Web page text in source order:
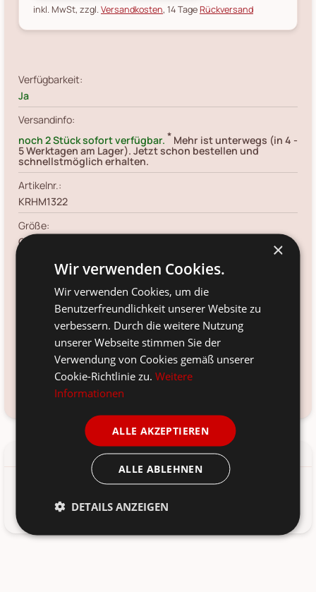
inkl. MwSt, zzgl.Versandkosten, 14 TageRückversand
Verfügbarkeit:
Ja
Versandinfo:
noch 2 Stück sofort verfügbar. * Mehr ist unterwegs (in 4 -
5 Werktagen am Lager). Jetzt schon bestellen und
schnellstmöglich erhalten.
Artikelnr.:
KRHM1322
Größe:
Ø 8.8, Höhe 10 cm
Material:
Porzellan
Voraussichtliche Lieferung:
- 14. Aug 2026*
Frage zum Produkt?Kundenservice kontaktieren
Produkt-/Sicherheitshinweise
Krasilnikoff aus Dänemark. Porcelain
×
Wir verwenden Cookies.
Wir verwenden Cookies, um die
Benutzerfreundlichkeit unserer Website zu
verbessern. Durch die weitere Nutzung
unserer Webseite stimmen Sie der
Verwendung von Cookies gemäß unserer
Cookie-Richtlinie zu.Weitere
Informationen
ALLE AKZEPTIEREN
ALLE ABLEHNEN
DETAILS ANZEIGEN